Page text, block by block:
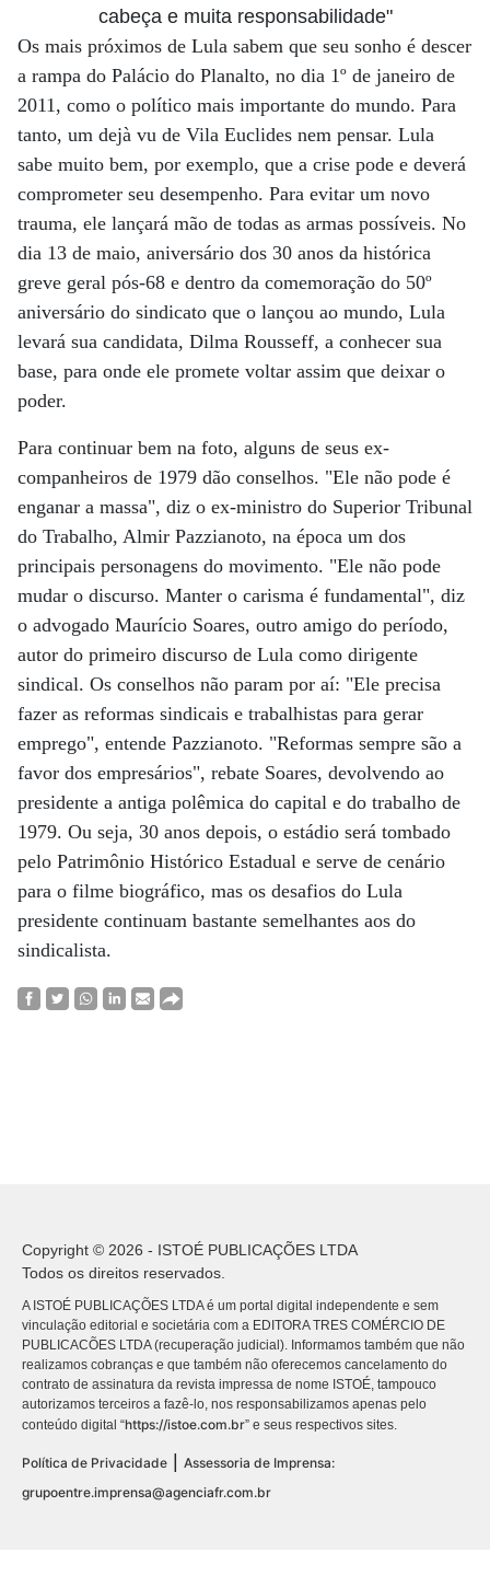
cabeça e muita responsabilidade"
Os mais próximos de Lula sabem que seu sonho é descer
a rampa do Palácio do Planalto, no dia 1º de janeiro de
2011, como o político mais importante do mundo. Para
tanto, um dejà vu de Vila Euclides nem pensar. Lula
sabe muito bem, por exemplo, que a crise pode e deverá
comprometer seu desempenho. Para evitar um novo
trauma, ele lançará mão de todas as armas possíveis. No
dia 13 de maio, aniversário dos 30 anos da histórica
greve geral pós-68 e dentro da comemoração do 50º
aniversário do sindicato que o lançou ao mundo, Lula
levará sua candidata, Dilma Rousseff, a conhecer sua
base, para onde ele promete voltar assim que deixar o
poder.
Para continuar bem na foto, alguns de seus ex-
companheiros de 1979 dão conselhos. "Ele não pode é
enganar a massa", diz o ex-ministro do Superior Tribunal
do Trabalho, Almir Pazzianoto, na época um dos
principais personagens do movimento. "Ele não pode
mudar o discurso. Manter o carisma é fundamental", diz
o advogado Maurício Soares, outro amigo do período,
autor do primeiro discurso de Lula como dirigente
sindical. Os conselhos não param por aí: "Ele precisa
fazer as reformas sindicais e trabalhistas para gerar
emprego", entende Pazzianoto. "Reformas sempre são a
favor dos empresários", rebate Soares, devolvendo ao
presidente a antiga polêmica do capital e do trabalho de
1979. Ou seja, 30 anos depois, o estádio será tombado
pelo Patrimônio Histórico Estadual e serve de cenário
para o filme biográfico, mas os desafios do Lula
presidente continuam bastante semelhantes aos do
sindicalista.
Copyright © 2026 - ISTOÉ PUBLICAÇÕES LTDA
Todos os direitos reservados.
A ISTOÉ PUBLICAÇÕES LTDA é um portal digital independente e sem
vinculação editorial e societária com a EDITORA TRES COMÉRCIO DE
PUBLICACÕES LTDA (recuperação judicial). Informamos também que não
realizamos cobranças e que também não oferecemos cancelamento do
contrato de assinatura da revista impressa de nome ISTOÉ, tampouco
autorizamos terceiros a fazê-lo, nos responsabilizamos apenas pelo
conteúdo digital “https://istoe.com.br” e seus respectivos sites.
Política de Privacidade
Assessoria de Imprensa:
grupoentre.imprensa@agenciafr.com.br